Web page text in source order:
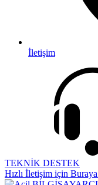
İletişim
TEKNİK DESTEK
Hızlı İletişim için